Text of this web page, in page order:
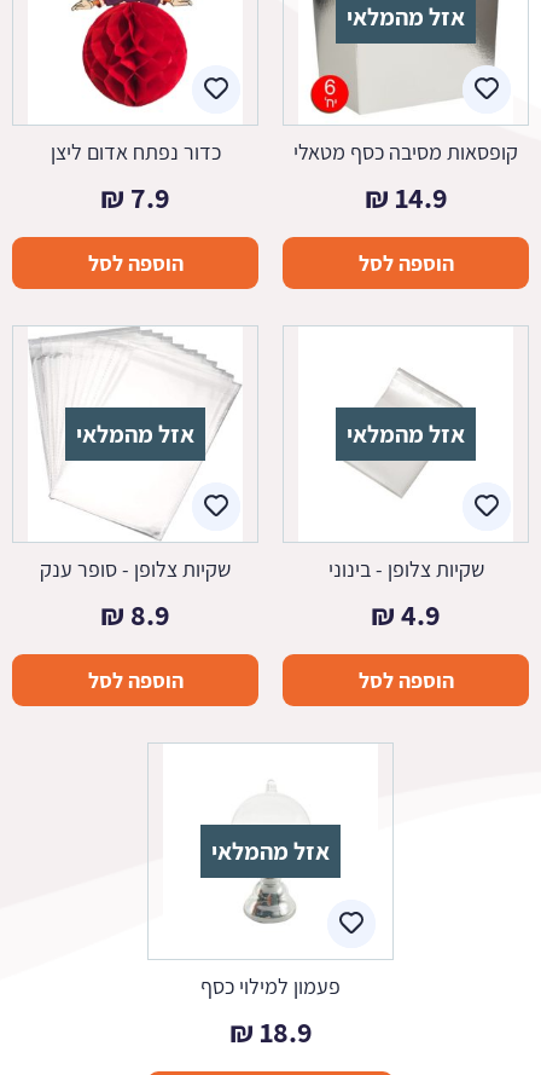
אזל מהמלאי
קופסאות מסיבה כסף מטאלי
14.9
₪
הוספה לסל
כדור נפתח אדום ליצן
7.9
₪
הוספה לסל
אזל מהמלאי
שקיות צלופן - בינוני
4.9
₪
הוספה לסל
אזל מהמלאי
שקיות צלופן - סופר ענק
8.9
₪
הוספה לסל
אזל מהמלאי
פעמון למילוי כסף
18.9
₪